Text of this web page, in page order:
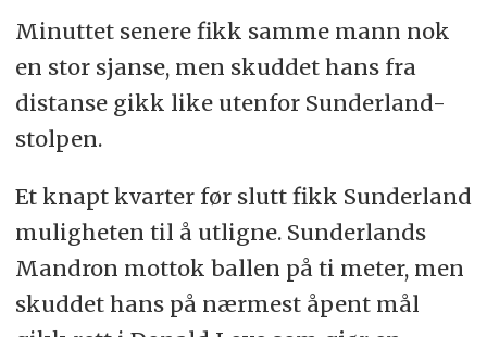
Minuttet senere fikk samme mann nok
en stor sjanse, men skuddet hans fra
distanse gikk like utenfor Sunderland-
stolpen.
Et knapt kvarter før slutt fikk Sunderland
muligheten til å utligne. Sunderlands
Mandron mottok ballen på ti meter, men
skuddet hans på nærmest åpent mål